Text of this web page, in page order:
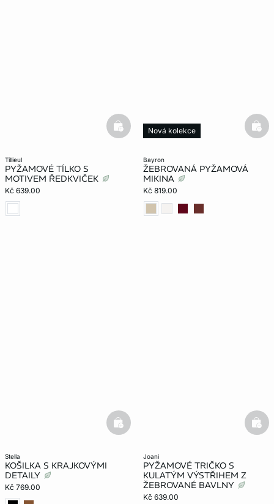
tillieul
PYŽAMOVÉ TÍLKO S
MOTIVEM ŘEDKVIČEK
Kč 639.00
basketfull
bayron
ŽEBROVANÁ PYŽAMOVÁ
MIKINA
Kč 819.00
Nová kolekce
stella
KOŠILKA S KRAJKOVÝMI
DETAILY
Kč 769.00
basketfull
joani
PYŽAMOVÉ TRIČKO S
KULATÝM VÝSTŘIHEM Z
ŽEBROVANÉ BAVLNY
Kč 639.00